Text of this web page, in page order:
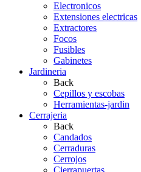
Electronicos
Extensiones electricas
Extractores
Focos
Fusibles
Gabinetes
Jardineria
Back
Cepillos y escobas
Herramientas-jardin
Cerrajeria
Back
Candados
Cerraduras
Cerrojos
Cierrapuertas